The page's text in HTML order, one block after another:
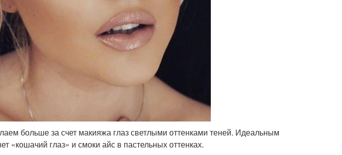
больше за счет макияжа глаз светлыми оттенками теней. Идеальным
«кошачий глаз» и смоки айс в пастельных оттенках.